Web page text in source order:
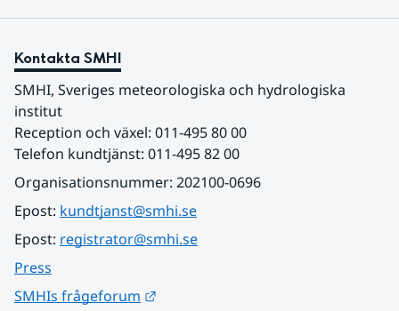
Kontakta SMHI
SMHI, Sveriges meteorologiska och hydrologiska
institut
Reception och växel: 011-495 80 00
Telefon kundtjänst: 011-495 82 00
Organisationsnummer: 202100-0696
Epost: kundtjanst@smhi.se
Epost: registrator@smhi.se
Press
SMHIs frågeforum